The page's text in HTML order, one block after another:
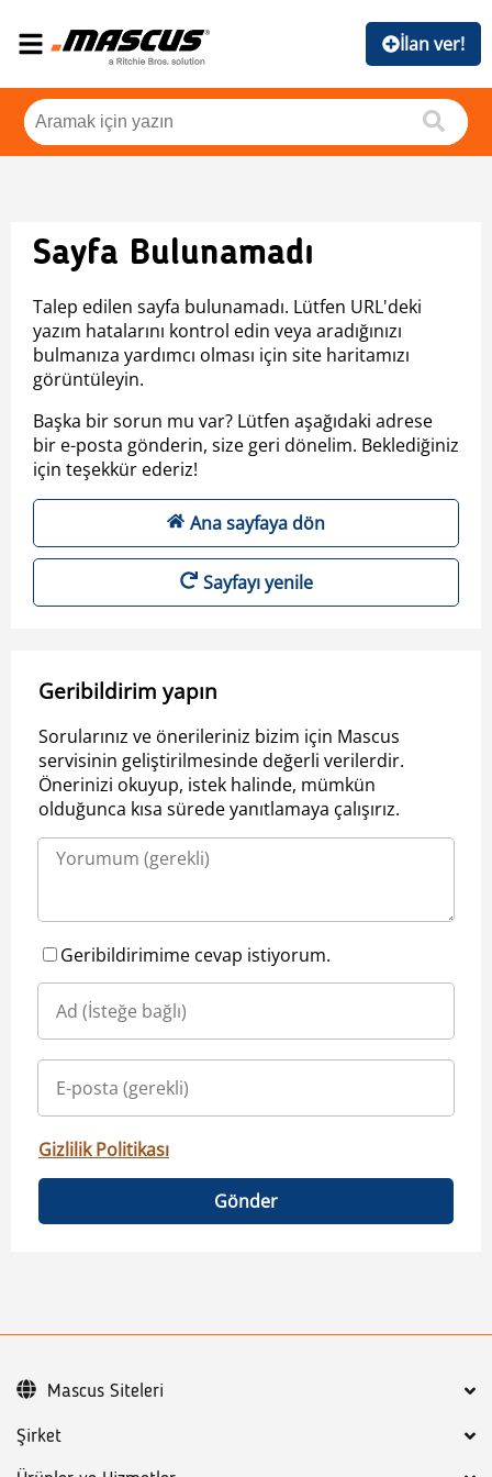
İlan ver!
Sayfa Bulunamadı
Talep edilen sayfa bulunamadı. Lütfen URL'deki
yazım hatalarını kontrol edin veya aradığınızı
bulmanıza yardımcı olması için site haritamızı
görüntüleyin.
Başka bir sorun mu var? Lütfen aşağıdaki adrese
bir e-posta gönderin, size geri dönelim. Beklediğiniz
için teşekkür ederiz!
Ana sayfaya dön
Sayfayı yenile
Geribildirim yapın
Sorularınız ve önerileriniz bizim için Mascus
servisinin geliştirilmesinde değerli verilerdir.
Önerinizi okuyup, istek halinde, mümkün
olduğunca kısa sürede yanıtlamaya çalışırız.
Geribildirimime cevap istiyorum.
Gizlilik Politikası
Gönder
Şirket
Mascus Siteleri